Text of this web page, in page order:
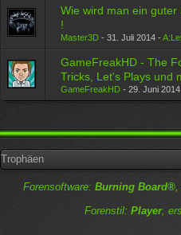
Wie wird man ein
!
Master3D -31. Juli 2014 -
GameFreakHD - The
Tricks, Let's Plays und
GameFreakHD -29. Juni 2014
Trophäen
Forensoftware: Burning Board®,
Forenstil: Player,